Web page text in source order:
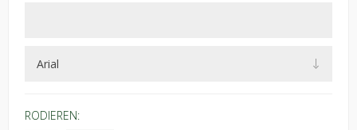
RODIEREN: